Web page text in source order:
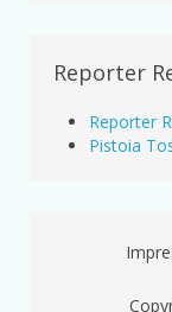
Reporter
Reporter
Pistoia